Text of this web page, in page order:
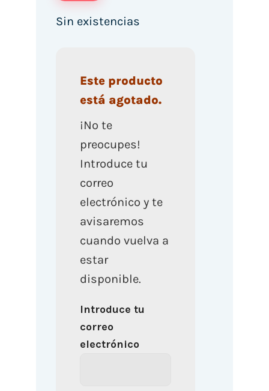
Sin existencias
Este producto
está agotado.
¡No te
preocupes!
Introduce tu
correo
electrónico y te
avisaremos
cuando vuelva a
estar
disponible.
Introduce tu
correo
electrónico